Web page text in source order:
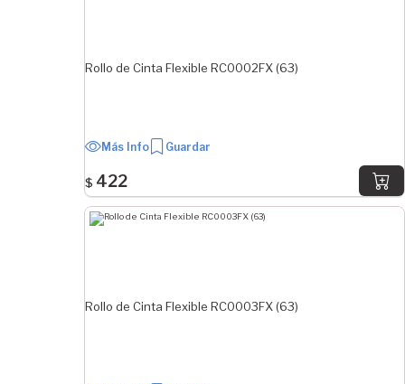
Rollo de Cinta Flexible RC0002FX (63)
Más Info Guardar
$ 422
Rollo de Cinta Flexible RC0003FX (63)